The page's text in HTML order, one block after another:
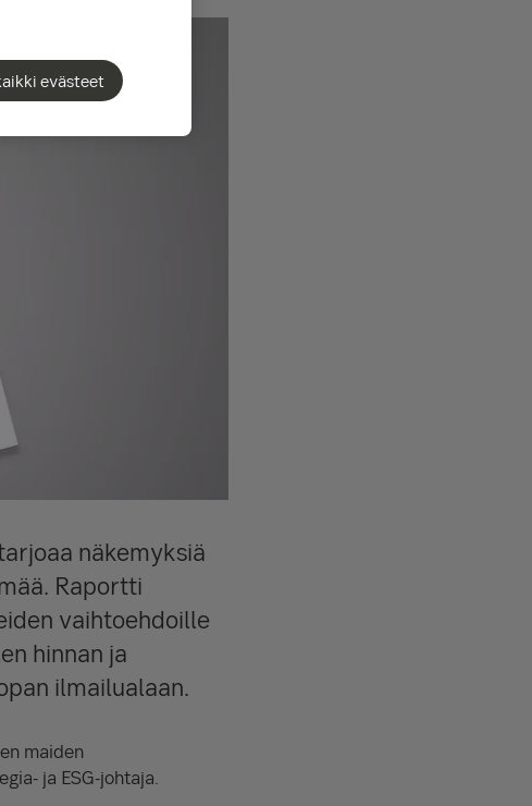
näkemyksiä
Raportti
vaihtoehdoille
hinnan ja
ilmailualaan.
maiden
ja ESG-johtaja.
evästeet